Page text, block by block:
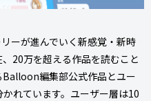
ーが進んでいく新感覚・新時
20万を超える作品を読むこと
編集部公式作品とユー
れています。ユーザー層は10